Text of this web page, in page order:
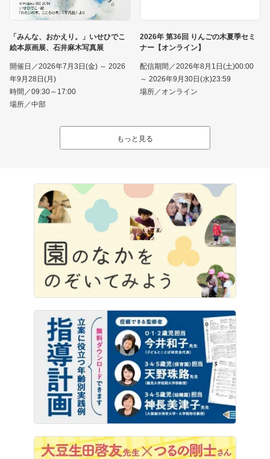
「みんな、おかえり。」いせひでこ
絵本原画展、石井麻木写真展
開催日／2026年7月3日(金) ～ 2026
年9月28日(月)
時間／09:30～17:00
場所／中部
2026年 第36回 りんごの木夏季セミ
ナー【オンライン】
配信期間／2026年8月1日(土)00:00
～ 2026年9月30日(水)23:59
場所／オンライン
もっと見る